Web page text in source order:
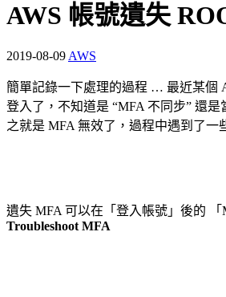
AWS 帳號遺失
2019-08-09 AWS
簡單記錄一下處理的過程 … 最近某個
登入了，不知道是 “MFA 不同步” 還
之就是 MFA 無效了，過程中遇到了
遺失 MFA 可以在「登入帳號」後的 「
Troubleshoot MFA